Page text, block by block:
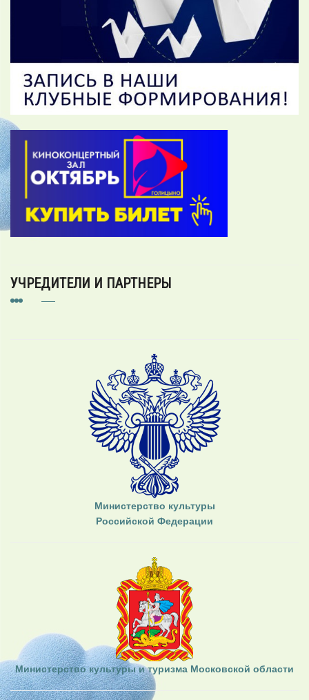
УЧРЕДИТЕЛИ И ПАРТНЕРЫ
Министерство культуры
Российской Федерации
Министерство культуры и туризма Московской области